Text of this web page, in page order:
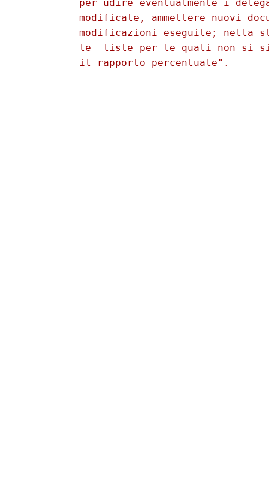
per udire eventualmente i
modificate, ammettere nuovi
modificazioni eseguite; nella
le  liste per le quali non si